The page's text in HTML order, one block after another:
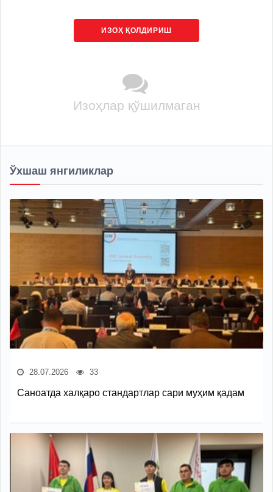
ИЗОҲ ҚОЛДИРИШ
Изоҳлар қўшилмаган
Ўхшаш янгиликлар
28.07.2026 33
Саноатда халқаро стандартлар сари муҳим қадам